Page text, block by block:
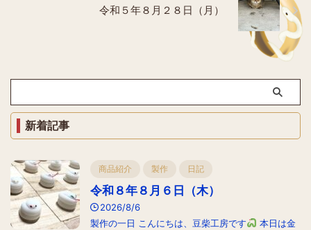
令和５年８月２８日（月）
新着記事
商品紹介 製作 日記
令和８年８月６日（木）
2026/8/6
製作の一日 こんにちは、豆柴工房です
本日は金